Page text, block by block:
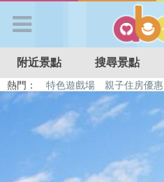
APP登入
首 頁
搜尋景點
附近景點 搜尋景點
熱門： 特色遊戲場 親子住房優惠
溜滑梯民宿
觀光工廠